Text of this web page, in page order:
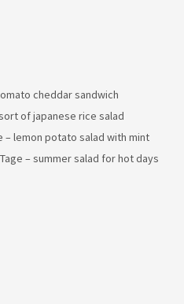
cheddar sandwich
of japanese rice salad
lemon potato salad with mint
– summer salad for hot days